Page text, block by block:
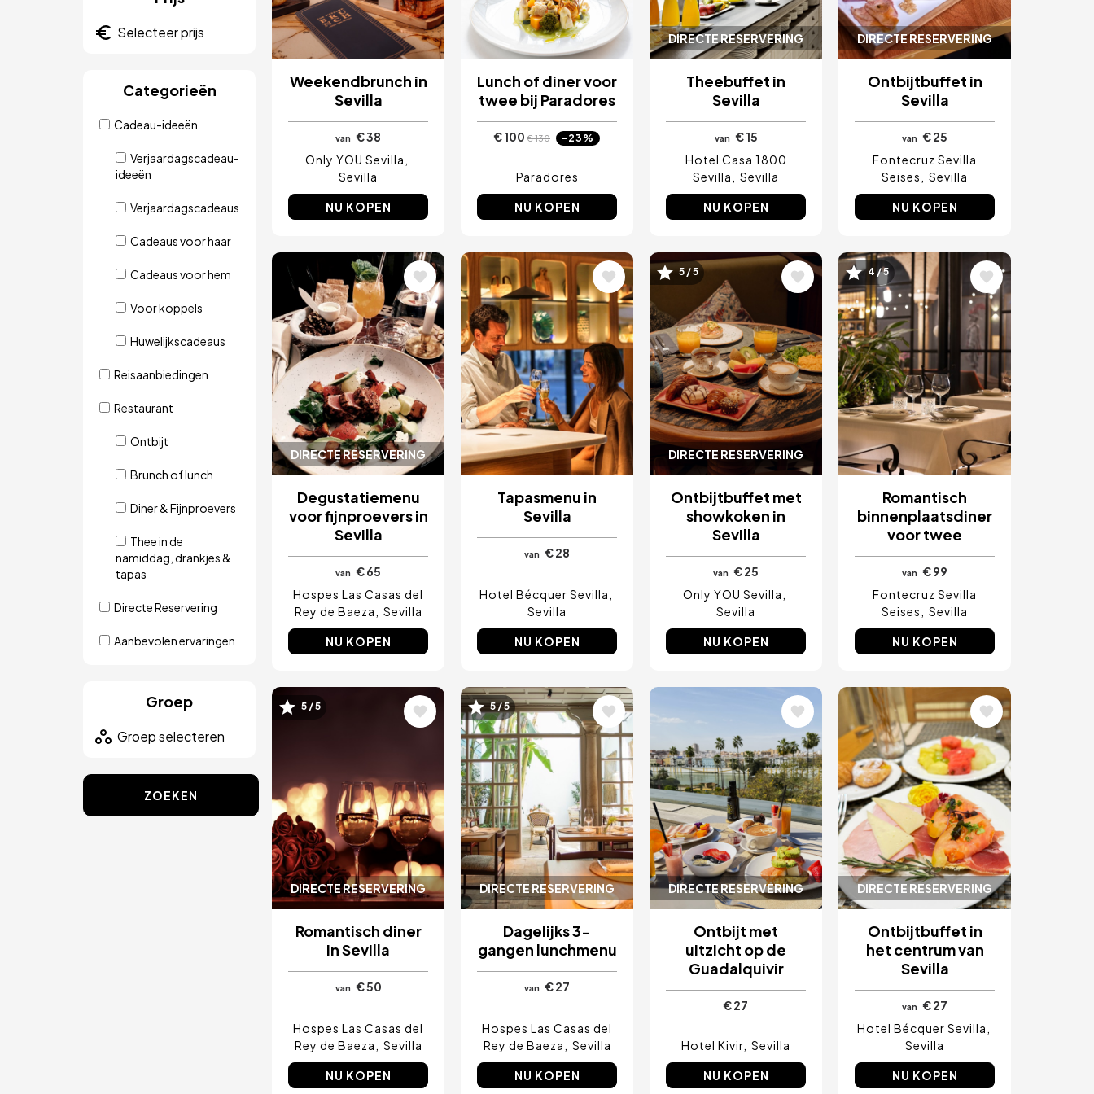
Categorieën
Cadeau-ideeën
Verjaardagscadeau-
ideeën
Verjaardagscadeaus
Cadeaus voor haar
Cadeaus voor hem
Voor koppels
Huwelijkscadeaus
Reisaanbiedingen
Restaurant
Ontbijt
Brunch of lunch
Diner & Fijnproevers
Thee in de
namiddag, drankjes &
tapas
Directe Reservering
Aanbevolen ervaringen
Groep
ZOEKEN
Weekendbrunch in
Sevilla
van
€ 38
Only YOU Sevilla
Sevilla
NU KOPEN
Lunch of diner voor
twee bij Paradores
€ 100 € 130 -23%
Paradores
NU KOPEN
DIRECTE RESERVERING
Theebuffet in
Sevilla
van € 15
Hotel Casa 1800
Sevilla
Sevilla
NU KOPEN
DIRECTE RESERVERING
Ontbijtbuffet in
Sevilla
van
€ 25
Fontecruz Sevilla
Seises
Sevilla
NU KOPEN
DIRECTE RESERVERING
Afbeelding
Degustatiemenu
voor fijnproevers in
Sevilla
van
€ 65
Hospes Las Casas del
Rey de Baeza
Sevilla
NU KOPEN
Afbeelding
Tapasmenu in
Sevilla
van € 28
Hotel Bécquer Sevilla
Sevilla
NU KOPEN
DIRECTE RESERVERING
Afbeelding
5 / 5
Ontbijtbuffet met
showkoken in
Sevilla
van
€ 25
Only YOU Sevilla
Sevilla
NU KOPEN
Afbeelding
4 / 5
Romantisch
binnenplaatsdiner
voor twee
van
€ 99
Fontecruz Sevilla
Seises
Sevilla
NU KOPEN
DIRECTE RESERVERING
Afbeelding
5 / 5
Romantisch diner
in Sevilla
van € 50
Hospes Las Casas del
Rey de Baeza
Sevilla
NU KOPEN
DIRECTE RESERVERING
Afbeelding
5 / 5
Dagelijks 3-
gangen lunchmenu
van € 27
Hospes Las Casas del
Rey de Baeza
Sevilla
NU KOPEN
DIRECTE RESERVERING
Afbeelding
Ontbijt met
uitzicht op de
Guadalquivir
€ 27
Hotel Kivir Sevilla
NU KOPEN
DIRECTE RESERVERING
Afbeelding
Ontbijtbuffet in
het centrum van
Sevilla
van
€ 27
Hotel Bécquer Sevilla
Sevilla
NU KOPEN